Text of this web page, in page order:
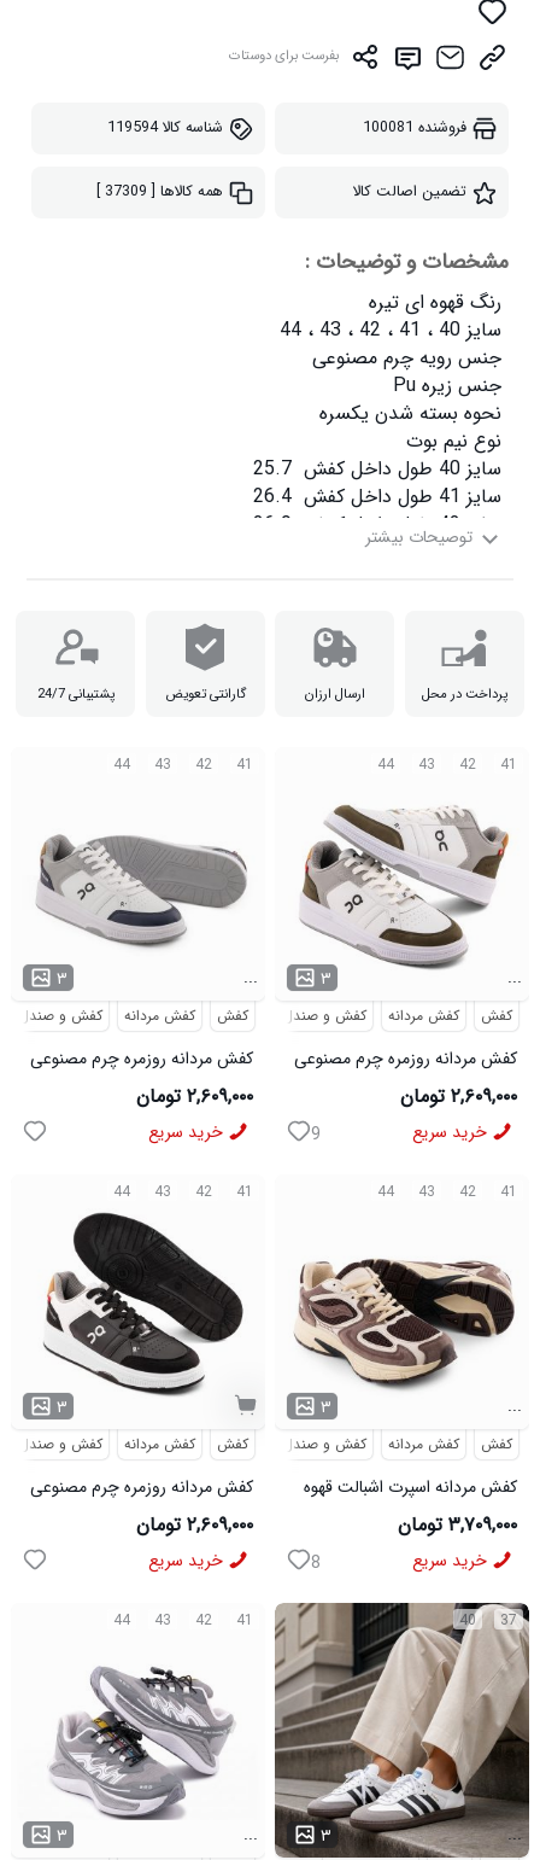
بفرست برای دوستات
فروشنده 100081 شناسه کالا119594
تضمین اصالت کالا همه کالاها [ 37309 ]
مشخصات و توضیحات :
پرداخت در محل ارسال ارزان گارانتی تعویض پشتیبانی 24/7
41
42
43
44
۳ ...
کفش کفش مردانه کفش و صندل
کفش مردانه روزمره چرم مصنوعی
50918
۲,۶۰۹,۰۰۰ تومان
خرید سریع
41
42
43
44
۳ ...
کفش کفش مردانه کفش و صندل
کفش مردانه روزمره چرم مصنوعی
50919
۲,۶۰۹,۰۰۰ تومان
خرید سریع 9
41
42
43
44
۳
کفش کفش مردانه کفش و صندل
کفش مردانه روزمره چرم مصنوعی
50920
۲,۶۰۹,۰۰۰ تومان
خرید سریع
41
42
43
44
۳ ...
کفش کفش مردانه کفش و صندل
کفش مردانه اسپرت اشبالت قهوه
ای Saucony مدل 50786
۳,۷۰۹,۰۰۰ تومان
خرید سریع 8
41
42
43
44
۳ ...
37
40
۳ ...